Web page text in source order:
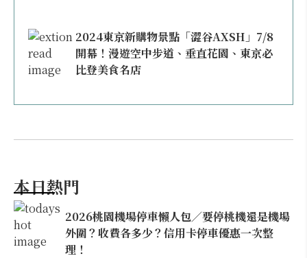
2024東京新購物景點「澀谷AXSH」7/8
開幕！漫遊空中步道、垂直花園、東京必
比登美食名店
本日熱門
2026桃園機場停車懶人包／要停桃機還是機場
外圍？收費各多少？信用卡停車優惠一次整
理！